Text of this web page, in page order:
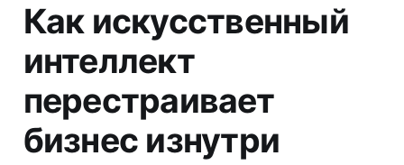
Как искусственный
интеллект
перестраивает
бизнес изнутри